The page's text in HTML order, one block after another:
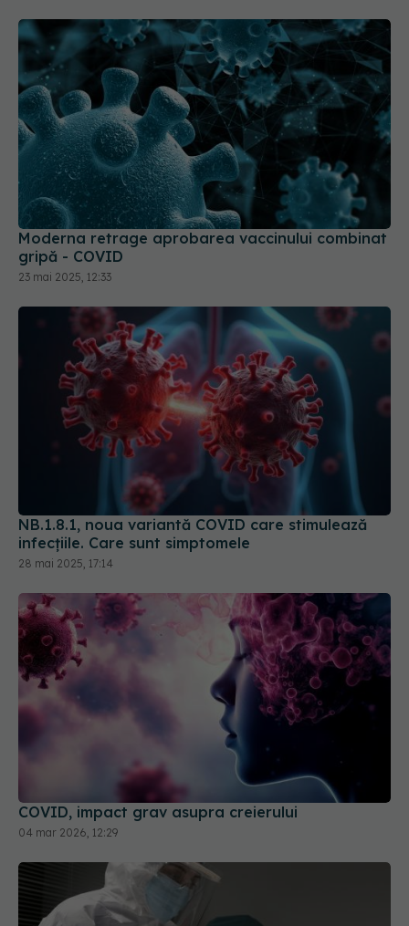
Moderna retrage aprobarea vaccinului combinat
gripă - COVID
23 mai 2025, 12:33
NB.1.8.1, noua variantă COVID care stimulează
infecțiile. Care sunt simptomele
28 mai 2025, 17:14
COVID, impact grav asupra creierului
04 mar 2026, 12:29